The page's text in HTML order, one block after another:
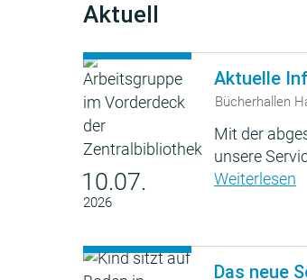
Aktuell
10.07.
2026
Aktuelle
Bücherhallen
Mit der
unsere
Weiterlesen
Das neue